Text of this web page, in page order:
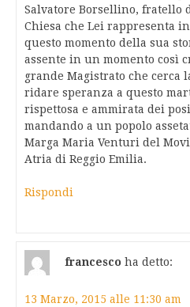
Salvatore Borsellino, fratello
Chiesa che Lei rappresenta
questo momento della sua
assente in un momento così
grande Magistrato che cerca
ridare speranza a questo
rispettosa e ammirata dei
mandando a un popolo
Marga Maria Venturi del
Atria di Reggio Emilia.
Rispondi
francesco ha detto:
13 Marzo, 2015 alle 11:30 am